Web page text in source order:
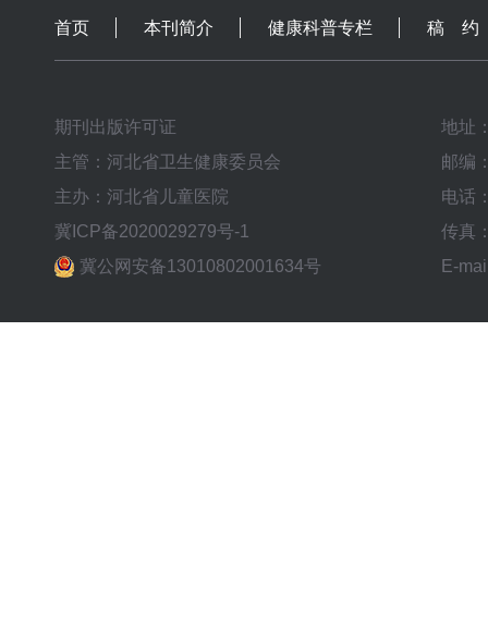
首页 本刊简介 健康科普专栏 稿 约
期刊出版许可证
主管：河北省卫生健康委员会
主办：河北省儿童医院
冀ICP备2020029279号-1
冀公网安备13010802001634号
地址
邮编
电话
传真
E-